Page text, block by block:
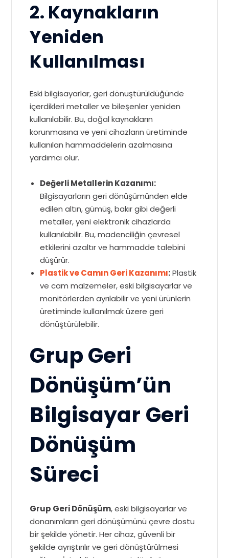
2. Kaynakların
Yeniden
Kullanılması
Eski bilgisayarlar, geri dönüştürüldüğünde
içerdikleri metaller ve bileşenler yeniden
kullanılabilir. Bu, doğal kaynakların
korunmasına ve yeni cihazların üretiminde
kullanılan hammaddelerin azalmasına
yardımcı olur.
Değerli Metallerin Kazanımı:
Bilgisayarların geri dönüşümünden elde
edilen altın, gümüş, bakır gibi değerli
metaller, yeni elektronik cihazlarda
kullanılabilir. Bu, madenciliğin çevresel
etkilerini azaltır ve hammadde talebini
düşürür.
Plastik ve Camın Geri Kazanımı:Plastik
ve cam malzemeler, eski bilgisayarlar ve
monitörlerden ayrılabilir ve yeni ürünlerin
üretiminde kullanılmak üzere geri
dönüştürülebilir.
Grup Geri
Dönüşüm’ün
Bilgisayar Geri
Dönüşüm
Süreci
Grup Geri Dönüşüm, eski bilgisayarlar ve
donanımların geri dönüşümünü çevre dostu
bir şekilde yönetir. Her cihaz, güvenli bir
şekilde ayrıştırılır ve geri dönüştürülmesi